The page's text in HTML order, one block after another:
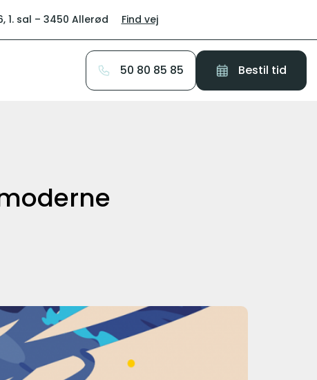
sal – 3450 Allerød Find vej
50 80 85 85 Bestil tid